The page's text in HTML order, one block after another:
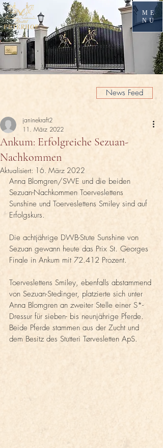
ME
NU
News Feed
Ankum: Erfolgreiche Sezuan-
Nachkommen
janinekraft2
11. März 2022
Aktualisiert: 16. März 2022
Anna Blomgren/SWE und die beiden
Sezuan-Nachkommen Toerveslettens
Sunshine und Toerveslettens Smiley sind auf
Erfolgskurs.
Die achtjährige DWB-Stute Sunshine von
Sezuan gewann heute das Prix St. Georges
Finale in Ankum mit 72.412 Prozent.
Toerveslettens Smiley, ebenfalls abstammend
von Sezuan-Stedinger, platzierte sich unter
Anna Blomgren an zweiter Stelle einer S*-
Dressur für sieben- bis neunjährige Pferde.
Beide Pferde stammen aus der Zucht und
dem Besitz des Stutteri Tørvesletten ApS.